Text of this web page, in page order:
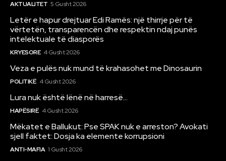
AKTUALITET 5 Gusht 2026
Letër e hapur drejtuar Edi Ramës: një thirrje për të
vërtetën, transparencën dhe respektin ndaj punës
intelektuale të diasporës
KRYESORE 4 Gusht 2026
Veza e pulës nuk mund të krahasohet me Dinosaurin
POLITIKË 4 Gusht 2026
Lura nuk është lënë në harresë…
HAPËSIRË 4 Gusht 2026
Mëkatet e Ballukut: Pse SPAK nuk e arreston? Avokati
sjell faktet: Dosja ka elemente korrupsioni
ANTI-MAFIA 1 Gusht 2026